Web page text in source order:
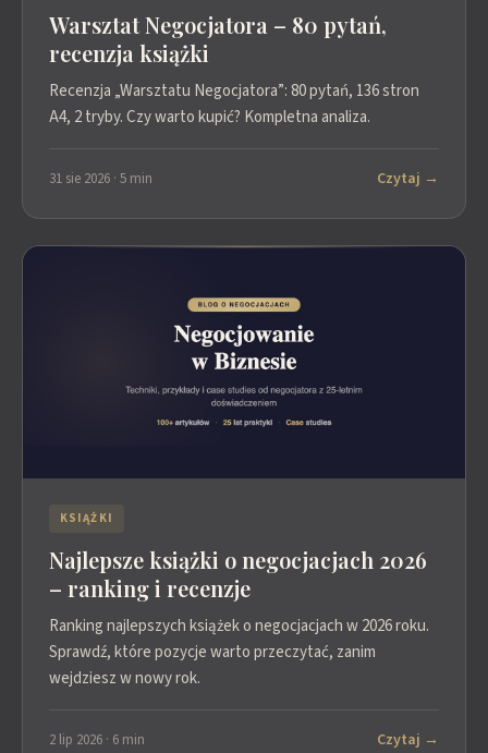
Warsztat Negocjatora – 80 pytań,
recenzja książki
Recenzja „Warsztatu Negocjatora”: 80 pytań, 136 stron
A4, 2 tryby. Czy warto kupić? Kompletna analiza.
31 sie 2026 · 5 min Czytaj →
KSIĄŻKI
Najlepsze książki o negocjacjach 2026
– ranking i recenzje
Ranking najlepszych książek o negocjacjach w 2026 roku.
Sprawdź, które pozycje warto przeczytać, zanim
wejdziesz w nowy rok.
2 lip 2026 · 6 min Czytaj →